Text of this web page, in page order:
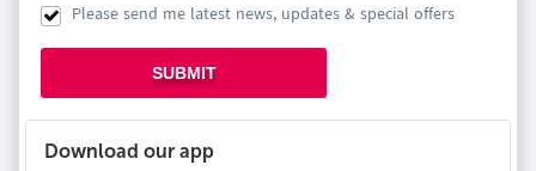
Please send me latest news, updates & special offers
SUBMIT
Download our app